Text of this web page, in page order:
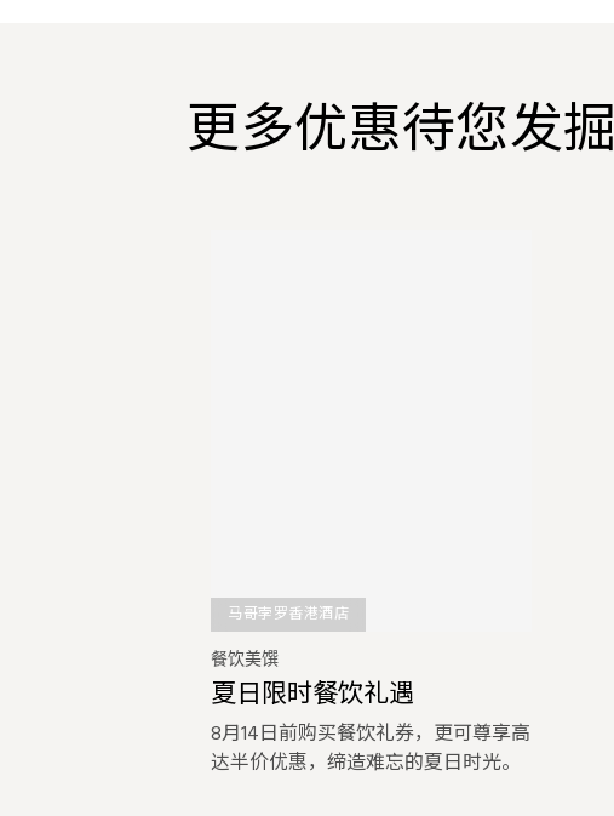
更多优惠待您发掘
马哥孛罗香港酒店
餐饮美馔
夏日限时餐饮礼遇
8月14日前购买餐饮礼券，更可尊享高
达半价优惠，缔造难忘的夏日时光。